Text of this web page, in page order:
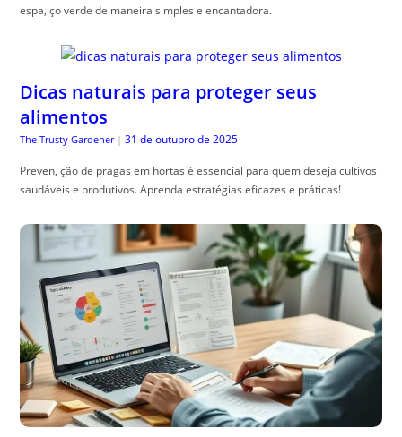
espa, ço verde de maneira simples e encantadora.
Dicas naturais para proteger seus
alimentos
The Trusty Gardener | 31 de outubro de 2025
Preven, ção de pragas em hortas é essencial para quem deseja cultivos
saudáveis e produtivos. Aprenda estratégias eficazes e práticas!